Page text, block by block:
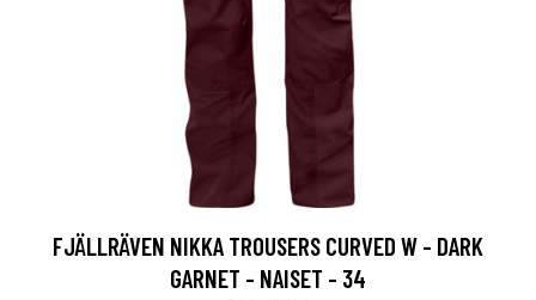
FJÄLLRÄVEN NIKKA TROUSERS CURVED W - DARK
GARNET - NAISET - 34